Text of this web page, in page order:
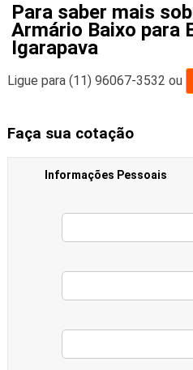
Para saber mais
Armário Baixo para
Igarapava
Ligue para (11) 96067-3532 ou
Faça sua cotação
Informações Pessoais